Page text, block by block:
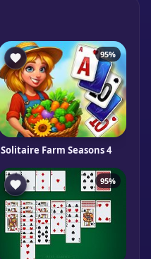
95%
Solitaire Farm Seasons 4
95%